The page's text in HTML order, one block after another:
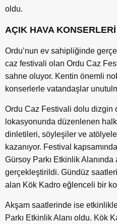
oldu.
AÇIK HAVA
Ordu’nun ev sahipliğinde
caz festivali olan Ordu Caz
sahne oluyor. Kentin önemli
konserlerle vatandaşlar
Ordu Caz Festivali dolu dizgin
lokasyonunda düzenlenen
dinletileri, söyleşiler ve
kazanıyor. Festival
Gürsoy Parkı Etkinlik Alanında
gerçekleştirildi. Gündüz
alan Kök Kadro eğlenceli bir
Akşam saatlerinde ise
Parkı Etkinlik Alanı oldu. Kök